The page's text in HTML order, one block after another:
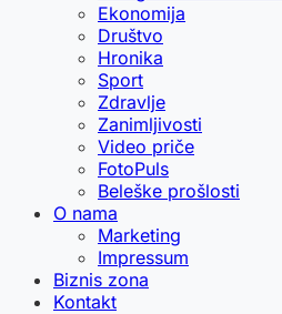
Ekonomija
Društvo
Hronika
Sport
Zdravlje
Zanimljivosti
Video priče
FotoPuls
Beleške prošlosti
O nama
Marketing
Impressum
Biznis zona
Kontakt